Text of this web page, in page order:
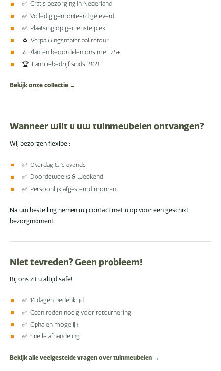
✅ Gratis bezorging in Nederland
✅ Volledig gemonteerd geleverd
✅ Plaatsing op gewenste plek
♻️ Verpakkingsmateriaal retour
⭐ Klanten beoordelen ons met 9.5+
🏆 Familiebedrijf sinds 1969
Bekijk onze collectie →
Wanneer wilt u uw tuinmeubelen ontvangen?
Wij bezorgen flexibel:
✅ Overdag & ’s avonds
✅ Doordeweeks & weekend
✅ Persoonlijk afgestemd moment
Na uw bestelling nemen wij contact met u op voor een geschikt
bezorgmoment.
Niet tevreden? Geen probleem!
Bij ons zit u altijd safe!
✅ 14 dagen bedenktijd
✅ Geen reden nodig voor retournering
✅ Ophalen mogelijk
✅ Snelle afhandeling
Bekijk alle veelgestelde vragen over tuinmeubelen →